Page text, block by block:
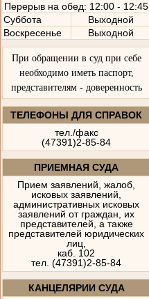
Перерыв на обед: 12:00 - 12:45
Суббота
Выходной
Воскресенье
Выходной
При обращении в суд при себе
необходимо иметь паспорт,
представителям - доверенность
ТЕЛЕФОНЫ ДЛЯ СПРАВОК
тел./факс
(47391)2-85-84
ПРИЕМНАЯ СУДА
Прием заявлений, жалоб,
исковых заявлений,
административных исковых
заявлений от граждан, их
представителей, а также
представителей юридических
лиц,
каб. 102
тел. (47391)2-85-84
КАНЦЕЛЯРИИ СУДА